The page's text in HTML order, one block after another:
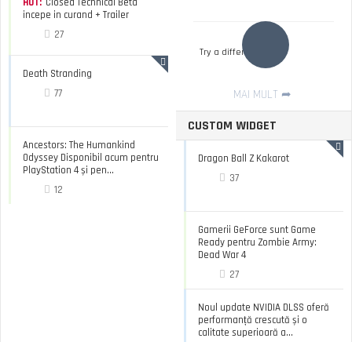
incepe in curand + Trailer
27
Death Stranding
77
Ancestors: The Humankind
Odyssey Disponibil acum pentru
PlayStation 4 și pen...
12
Try a different filter
MAI MULT
CUSTOM WIDGET
Dragon Ball Z Kakarot
37
Gamerii GeForce sunt Game
Ready pentru Zombie Army:
Dead War 4
27
Noul update NVIDIA DLSS oferă
performanță crescută și o
calitate superioară a...